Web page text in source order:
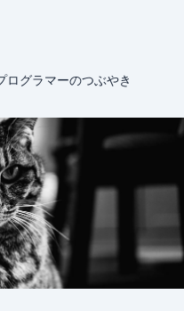
ログラマーのつぶやき